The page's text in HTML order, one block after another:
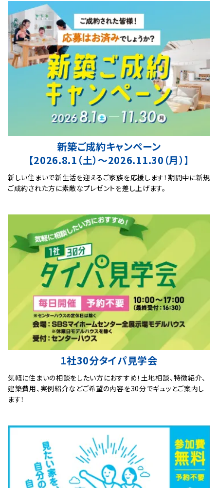
新築ご成約キャンペーン
【2026.8.1（土）〜2026.11.30（月）】
新しい住まいで新生活を迎えるご家族を応援します！期間中に新規
ご成約された方に素敵なプレゼントを差し上げます。
1社30分タイパ見学会
気軽に住まいの相談をしたい方におすすめ！土地相談、特徴紹介、
建築費用、実例紹介などご希望の内容を30分でギュッとご案内し
ます！